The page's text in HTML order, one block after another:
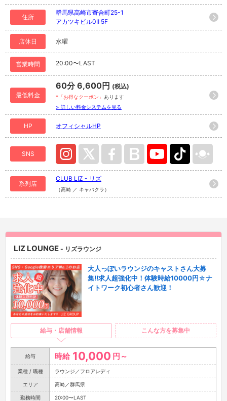
住所
群馬県高崎市寄合町25-1
アカツキビル0Ⅱ 5F
店休日 水曜
営業時間 20:00〜LAST
最低料金
60分 6,600円 (税込)
*「お得なクーポン」 あります
> 詳しい料金システムを見る
HP オフィシャルHP
SNS
系列店
CLUB LIZ - リズ
（高崎 ／ キャバクラ）
LIZ LOUNGE - リズラウンジ
大人っぽいラウンジのキャストさん大募
集!!求人超強化中！体験時給10000円☆ナ
イトワーク初心者さん歓迎！
給与・店舗情報 こんな方を募集中
給与 時給 10,000 円～
業種 / 職種 ラウンジ／フロアレディ
エリア 高崎／群馬県
勤務時間 20:00〜LAST